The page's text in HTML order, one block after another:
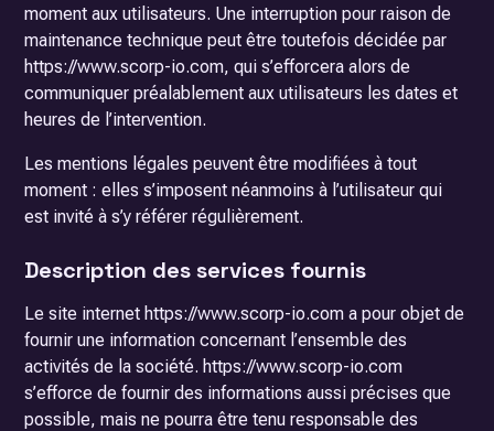
moment aux utilisateurs. Une interruption pour raison de
maintenance technique peut être toutefois décidée par
https://www.scorp-io.com, qui s’efforcera alors de
communiquer préalablement aux utilisateurs les dates et
heures de l’intervention.
Les mentions légales peuvent être modifiées à tout
moment : elles s’imposent néanmoins à l’utilisateur qui
est invité à s’y référer régulièrement.
Description des services fournis
Le site internet https://www.scorp-io.com a pour objet de
fournir une information concernant l’ensemble des
activités de la société. https://www.scorp-io.com
s’efforce de fournir des informations aussi précises que
possible, mais ne pourra être tenu responsable des